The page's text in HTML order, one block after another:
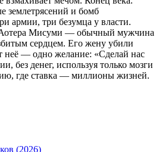
землетрясений и бомб
армии, три безумца у власти.
Аотера Мисуми — обычный мужчина
сердцем. Его жену убили
неё — одно желание: «Сделай нас
без денег, используя только мозги
где ставка — миллионы жизней.
(2026)